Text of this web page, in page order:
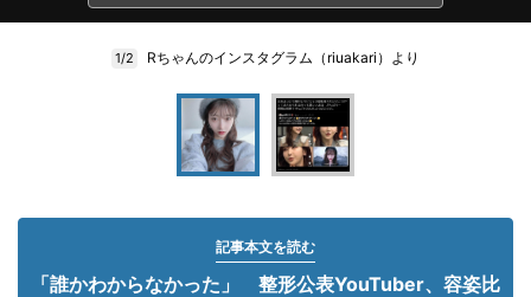
1/2 Rちゃんのインスタグラム（riuakari）より
記事本文を読む
「誰かわからなかった」 整形公表YouTuber、容姿比